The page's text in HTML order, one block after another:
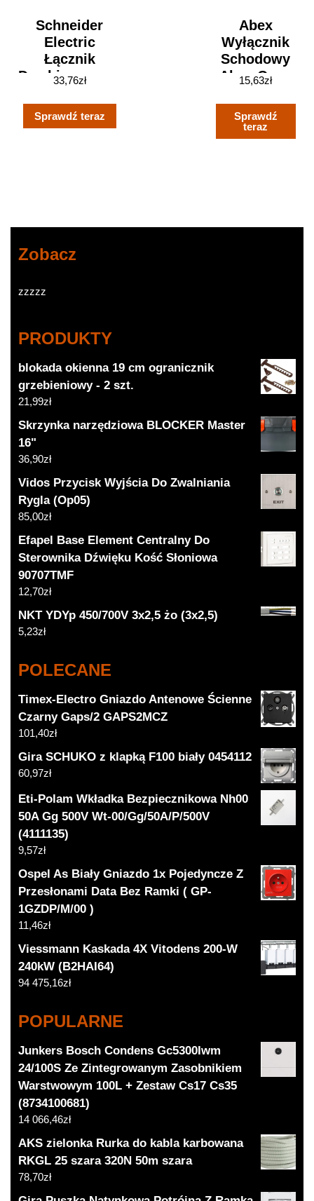
Schneider
Electric
Łącznik
Dwubiegunowy
Antracyt
Sdd214102
33,76zł
Sprawdź teraz
Abex
Wyłącznik
Schodowy
Abex Onyx
(9002261)
15,63zł
Sprawdź
teraz
Zobacz
zzzzz
PRODUKTY
blokada okienna 19 cm ogranicznik
grzebieniowy - 2 szt.
21,99zł
Skrzynka narzędziowa BLOCKER Master
16"
36,90zł
Vidos Przycisk Wyjścia Do Zwalniania
Rygla (Op05)
85,00zł
Efapel Base Element Centralny Do
Sterownika Dźwięku Kość Słoniowa
90707TMF
12,70zł
NKT YDYp 450/700V 3x2,5 żo (3x2,5)
5,23zł
POLECANE
Timex-Electro Gniazdo Antenowe Ścienne
Czarny Gaps/2 GAPS2MCZ
101,40zł
Gira SCHUKO z klapką F100 biały 0454112
60,97zł
Eti-Polam Wkładka Bezpiecznikowa Nh00
50A Gg 500V Wt-00/Gg/50A/P/500V
(4111135)
9,57zł
Ospel As Biały Gniazdo 1x Pojedyncze Z
Przesłonami Data Bez Ramki ( GP-
1GZDP/M/00 )
11,46zł
Viessmann Kaskada 4X Vitodens 200-W
240kW (B2HAI64)
94 475,16zł
POPULARNE
Junkers Bosch Condens Gc5300Iwm
24/100S Ze Zintegrowanym Zasobnikiem
Warstwowym 100L + Zestaw Cs17 Cs35
(8734100681)
14 066,46zł
AKS zielonka Rurka do kabla karbowana
RKGL 25 szara 320N 50m szara
78,70zł